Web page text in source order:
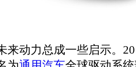
动力总成一些启示。